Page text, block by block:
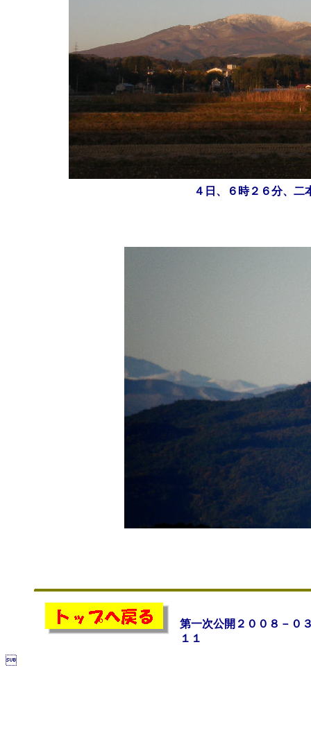
４日、６時２６分、二
第一次公開２００８－０
１１
